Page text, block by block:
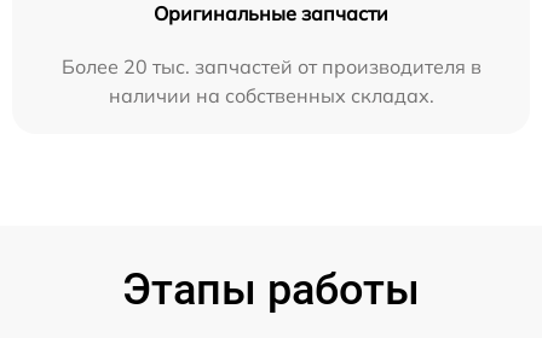
Оригинальные запчасти
Более 20 тыс. запчастей от производителя в
наличии на собственных складах.
Этапы работы